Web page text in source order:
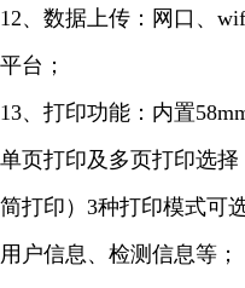
12、数据上传：网口、
平台；
13、打印功能：内置
单页打印及多页打印选
简打印）3种打印模式可
用户信息、检测信息等；